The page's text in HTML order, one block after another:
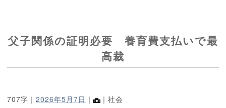
父子関係の証明必要 養育費支払いで最
高裁
707字｜ 2026年5月7日 ｜ ｜社会